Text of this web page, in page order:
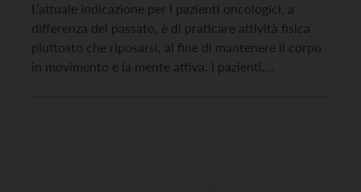
L’attuale indicazione per i pazienti oncologici, a
differenza del passato, è di praticare attività fisica
piuttosto che riposarsi, al fine di mantenere il corpo
in movimento e la mente attiva. I pazienti,